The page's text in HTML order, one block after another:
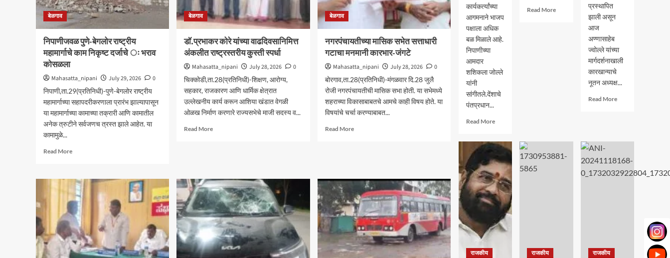
बेळगाव
निपाणीजवळ पुणे-बेगलोर राष्ट्रीय
महामार्गाचे काम निकृष्ट दर्जाचे ः भराव
कोसळला
Mahasatta_nipani July 29, 2026
0
निपाणी,ता.29(प्रतिनिधी)-पुणे-बेगलोर राष्ट्रीय
महामार्गाच्या सहापदरीकरणाला प्रारंभ झाल्यापासून
या महामार्गाच्या कामाच्या तक्रारी आणि कामातील
अनेक त्रुटीने सर्वजणच त्रस्त झाले आहेत. या
कामामुळे...
Read MoreRead
निपाणीजवळ
पुणे-
बेगलोर
राष्ट्रीय
महामार्गाचे
काम
निकृष्ट
दर्जाचे
ः
बेळगाव
डॉ.प्रभाकर कोरे यांच्या वाढदिवसानिमित्त
अंकलीत राष्ट्रस्तरीय कुस्ती स्पर्धा
Mahasatta_nipani July 28, 2026
0
चिक्कोडी,ता.28(प्रतिनिधी)-शिक्षण, आरोग्य,
सहकार, राजकारण आणि धार्मिक क्षेत्रात
उल्लेखनीय कार्य करून आशिया खंडात वेगळी
ओळख निर्माण करणारे राज्यसभेचे माजी सदस्य व...
Read MoreRead
वाढदिवसानिमित्त
अंकलीत
राष्ट्रस्तरीय
कुस्ती
स्पर्धा
बेळगाव
नगरपंचायतीच्या मासिक सभेत सत्ताधारी
गटाचा मनमानी कारभार-जंगटे
Mahasatta_nipani July 28, 2026
0
बोरगाव,ता.28(प्रतिनिधी)-मंगळवार दि.28 जुलै
रोजी नगरपंचायतीची मासिक सभा होती. या सभेमध्ये
शहराच्या विकासाबाबतचे आमचे काही विषय होते. या
विषयांचे चर्चा करण्याबाबत...
Read MoreRead
सत्ताधारी
गटाचा
मनमानी
कारभार-
जंगटे
कार्यकर्त्यांच्या
आगमनाने भाजप
पक्षाला अधिक
बळ मिळाले आहे.
निपाणीच्या
आमदार
शशिकला जोल्ले
यांनी
सांगीतले.देंशाचे
पंतप्रधान...
Read MoreRead
काँग्रेस
कार्यकर्त्यांच्या
आगमनाने
भाजप
पक्षाला
अधिक
बळ
आमदार
शशिकला
Read MoreRead
प्रस्थापित
झाली असून
आज
अण्णासाहेब
ज्वोल्ले यांच्या
मार्गदर्शनाखाली
कारखान्याचे
नूतन अध्यक्ष...
Read MoreRead
“जोल्लेंची”
एक
राजकीय राजकीय राजकीय